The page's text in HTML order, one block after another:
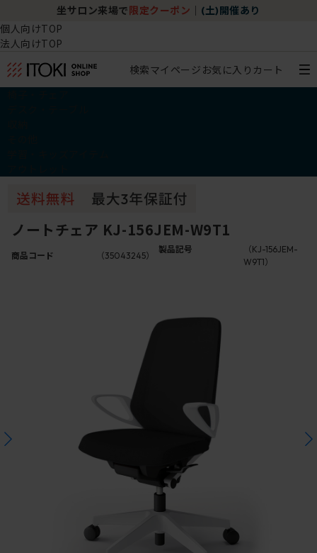
坐サロン来場で 限定クーポン (土)開催あり
個人向けTOP
法人向けTOP
検索マイページ お気に入り カート
ノートチェア KJ-156JEM-W9T1
商品コード （35043245）
製品記号
（KJ-156JEM-
W9T1）